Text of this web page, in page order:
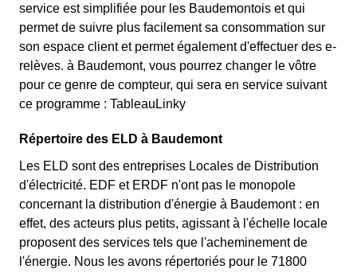
service est simplifiée pour les Baudemontois et qui
permet de suivre plus facilement sa consommation sur
son espace client et permet également d'effectuer des e-
relèves. à Baudemont, vous pourrez changer le vôtre
pour ce genre de compteur, qui sera en service suivant
ce programme : TableauLinky
Répertoire des ELD à Baudemont
Les ELD sont des entreprises Locales de Distribution
d'électricité. EDF et ERDF n'ont pas le monopole
concernant la distribution d'énergie à Baudemont : en
effet, des acteurs plus petits, agissant à l'échelle locale
proposent des services tels que l'acheminement de
l'énergie. Nous les avons répertoriés pour le 71800